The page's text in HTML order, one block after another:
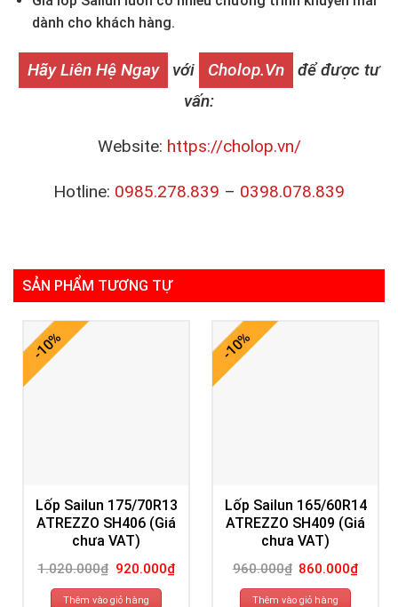
dành cho khách hàng.
Hãy Liên Hệ Ngay với Cholop.vn
để được tư
vấn:
Website: https://cholop.vn/
Hotline: 0985.278.839 – 0398.078.839
SẢN PHẨM TƯƠNG TỰ
-10%
Lốp Sailun 175/70R13
ATREZZO SH406 (Giá
chưa VAT)
1.020.000₫ Giá
gốc
là:
1.020.000₫.
920.000₫Giá
hiện
Thêm vào giỏ hàng
-10%
Lốp Sailun 165/60R14
ATREZZO SH409 (Giá
chưa VAT)
960.000₫ Giá
gốc
là:
960.000₫.
860.000₫Giá
Thêm vào giỏ hàng